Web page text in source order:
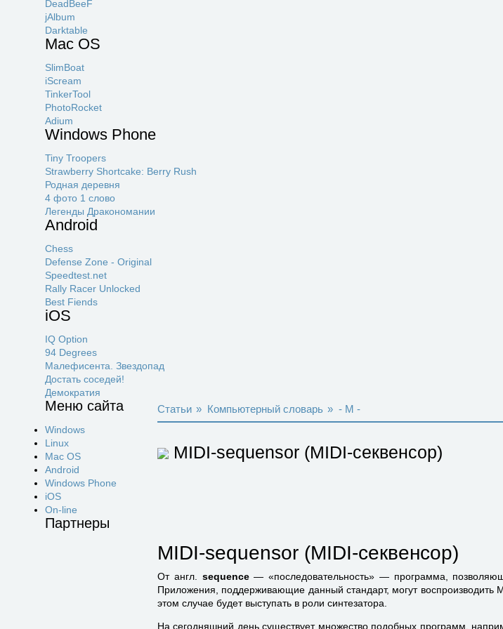
DeadBeeF
jAlbum
Darktable
Mac OS
SlimBoat
iScream
TinkerTool
PhotoRocket
Adium
Windows Phone
Tiny Troopers
Strawberry Shortcake: Berry Rush
Родная деревня
4 фото 1 слово
Легенды Дракономании
Android
Chess
Defense Zone - Original
Speedtest.net
Rally Racer Unlocked
Best Fiends
iOS
IQ Option
94 Degrees
Малефисента. Звездопад
Достать соседей!
Демократия
Меню сайта
Windows
Linux
Mac OS
Android
Windows Phone
iOS
On-line
Партнеры
Статьи » Компьютерный словарь » - M -
MIDI-sequensor (MIDI-секвенсор)
MIDI-sequensor (MIDI-секвенсор)
От англ. sequence— «последовательность» — программа,
Приложения, поддерживающие данный стандарт, могут воспроизводить
этом случае будет выступать в роли синтезатора.
На сегодняшний день существует множество подобных программ,